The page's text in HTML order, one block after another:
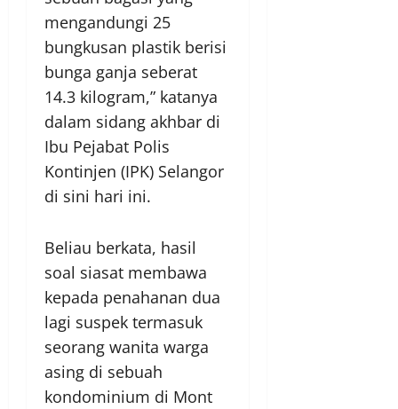
mengandungi 25
bungkusan plastik berisi
bunga ganja seberat
14.3 kilogram,” katanya
dalam sidang akhbar di
Ibu Pejabat Polis
Kontinjen (IPK) Selangor
di sini hari ini.
Beliau berkata, hasil
soal siasat membawa
kepada penahanan dua
lagi suspek termasuk
seorang wanita warga
asing di sebuah
kondominium di Mont